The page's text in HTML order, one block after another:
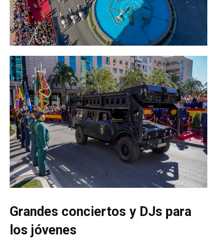
Grandes conciertos y DJs para
los jóvenes